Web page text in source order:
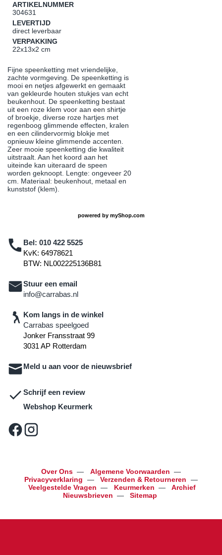
ARTIKELNUMMER
304631
LEVERTIJD
direct leverbaar
VERPAKKING
22x13x2 cm
Fijne speenketting met vriendelijke,
zachte vormgeving. De speenketting is
mooi en netjes afgewerkt en gemaakt
van gekleurde houten stukjes van echt
beukenhout. De speenketting bestaat
uit een roze klem voor aan een shirtje
of broekje, diverse roze hartjes met
regenboog glimmende effecten, kralen
en een cilindervormig blokje met
opnieuw kleine glimmende accenten.
Zeer mooie speenketting die kwaliteit
uitstraalt. Aan het koord aan het
uiteinde kan uiteraard de speen
worden geknoopt. Lengte: ongeveer 20
cm. Materiaal: beukenhout, metaal en
kunststof (klem).
powered by myShop.com
Bel: 010 422 5525
KvK: 64978621
BTW: NL002225136B81
Stuur een email
info@carrabas.nl
Kom langs in de winkel
Carrabas speelgoed
Jonker Fransstraat 99
3031 AP Rotterdam
Meld u aan voor de nieuwsbrief
Schrijf een review
Webshop Keurmerk
Over Ons — Algemene Voorwaarden —
Privacyverklaring
— Verzenden & Retourneren
—
Veelgestelde Vragen — Keurmerken —
Archief
Nieuwsbrieven — Sitemap